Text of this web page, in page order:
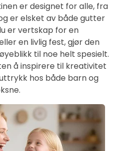
er designet for alle, fra
er elsket av både gutter
er vertskap for en
en livlig fest, gjør den
til noe helt spesielt.
å inspirere til kreativitet
hos både barn og